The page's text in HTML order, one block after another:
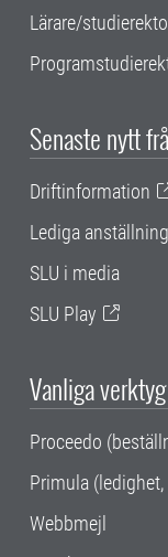
Lärare/
Senaste nytt
Driftinformation
Lediga
SLU i media
SLU Play
Vanliga verktyg
Proceedo
Primula
Webbmejl